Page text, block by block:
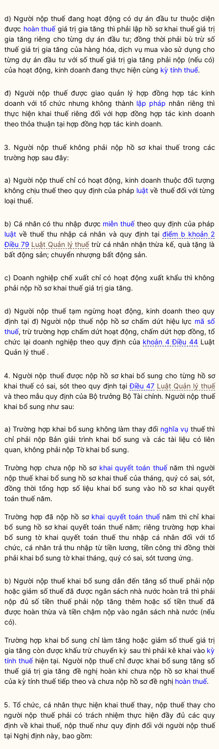
d) Người nộp thuế đang hoạt động có dự án đầu tư thuộc diện
được hoàn thuếgiá trị gia tăng thì phải lập hồ sơ khai thuế giá trị
gia tăng riêng cho từng dự án đầu tư; đồng thời phải bù trừ số
thuế giá trị gia tăng của hàng hóa, dịch vụ mua vào sử dụng cho
từng dự án đầu tư với số thuế giá trị gia tăng phải nộp (nếu có)
của hoạt động, kinh doanh đang thực hiện cùng kỳ tính thuế.
đ) Người nộp thuếđược giao quản lý hợp đồng hợp tác kinh
doanh với tổ chức nhưng không thành lập pháp nhân riêng thì
thực hiện khai thuếriêng đối với hợp đồng hợp tác kinh doanh
theo thỏa thuận tại hợp đồng hợp tác kinh doanh.
3. Người nộpthuếkhông phải nộp hồ sơ khai thuếtrong các
trường hợp sau đây:
a) Người nộpthuếchỉ có hoạt động, kinh doanh thuộc đối tượng
không chịuthuếtheo quy định của pháp luật về thuếđối với từng
loại thuế.
b) Cá nhân có thu nhập được miễn thuếtheo quy định của pháp
luật về thuế thu nhập cá nhân và quy định tại điểm b khoản 2
Điều 79 Luật Quản lý thuếtrừ cá nhân nhận thừa kế, quà tặng là
bất động sản; chuyển nhượng bất động sản.
c) Doanh nghiệp chế xuất chỉ có hoạt động xuất khẩu thì không
phải nộp hồ sơ khai thuếgiá trị gia tăng.
d) Người nộp thuế tạm ngừng hoạt động, kinh doanh theo quy
định tại đ) Người nộp thuế nộp hồ sơ chấm dứt hiệu lực mã số
thuế, trừ trường hợp chấm dứt hoạt động, chấm dứt hợp đồng, tổ
chức lại doanh nghiệp theo quy định của khoản 4 Điều 44Luật
Quản lý thuế .
4. Người nộp thuếđược nộp hồ sơ khai bổ sung cho từng hồ sơ
khai thuếcó sai, sót theo quy định tạiĐiều 47 Luật Quản lý thuế
và theo mẫu quy định của Bộ trưởng Bộ Tài chính. Người nộp thuế
khai bổ sung như sau:
a) Trường hợp khai bổ sung không làm thay đổi nghĩa vụ thuế thì
chỉ phải nộp Bản giải trình khai bổ sung và các tài liệu có liên
quan, không phải nộp Tờ khai bổ sung.
Trường hợp chưa nộp hồ sơ khai quyết toán thuếnăm thì người
nộp thuế khai bổ sung hồ sơ khai thuế của tháng, quý có sai, sót,
đồng thời tổng hợp số liệu khai bổ sung vào hồ sơ khai quyết
toán thuếnăm.
Trường hợp đã nộp hồ sơ khai quyết toán thuếnăm thì chỉ khai
bổ sung hồ sơ khai quyết toán thuếnăm; riêng trường hợp khai
bổ sung tờ khai quyết toán thuếthu nhập cá nhân đối với tổ
chức, cá nhân trả thu nhập từ tiền lương, tiền công thì đồng thời
phải khai bổ sung tờ khai tháng, quý có sai, sót tương ứng.
b) Người nộp thuếkhai bổ sung dẫn đến tăng sốthuếphải nộp
hoặc giảm sốthuếđã được ngân sách nhà nước hoàn trả thì phải
nộp đủ số tiền thuếphải nộp tăng thêm hoặc số tiềnthuếđã
được hoàn thừa và tiền chậm nộp vào ngân sách nhà nước (nếu
có).
Trường hợp khai bổ sung chỉ làm tăng hoặc giảm số thuế giá trị
gia tăng còn được khấu trừ chuyển kỳ sau thì phải kê khai vào kỳ
tính thuếhiện tại. Người nộp thuế chỉ được khai bổ sung tăng số
thuế giá trị gia tăng đề nghị hoàn khi chưa nộp hồ sơ khai thuế
của kỳ tính thuếtiếp theo và chưa nộp hồ sơ đề nghị hoàn thuế.
5. Tổ chức, cá nhân thực hiện khai thuếthay, nộp thuếthay cho
người nộp thuếphải có trách nhiệm thực hiện đầy đủ các quy
định về khaithuế, nộpthuếnhư quy định đối với người nộpthuế
tại Nghị định này, bao gồm: